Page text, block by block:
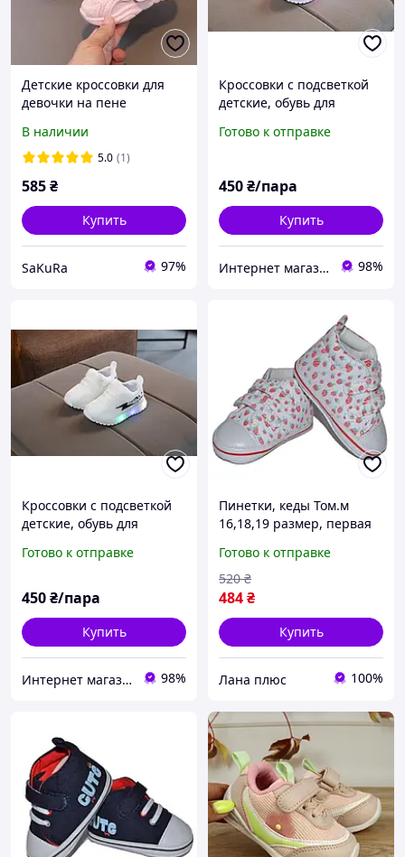
Детские кроссовки для
девочки на пене
плюшем кроссовки из
экокожи, легкая
малышей
В наличии
5.0 (1)
585₴
Купить
SaKuRa 97%
Кроссовки с подсветкой
детские, обувь для
маленьких деток
Готово к отправке
450₴/пара
Купить
Интернет магазин Семицвет 98%
Кроссовки с подсветкой
детские, обувь для
маленьких деток
Готово к отправке
450₴/пара
Купить
Интернет магазин Семицвет 98%
Пинетки, кеды Том.м
16,18,19 размер, первая
подарок, 112-9318-05
Готово к отправке
484₴
520 ₴
Купить
Лана плюс 100%